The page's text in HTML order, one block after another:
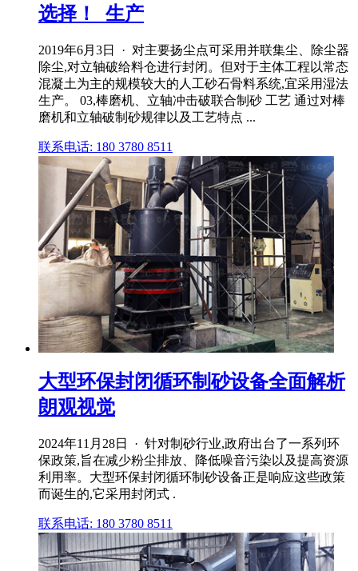
选择！_生产
2019年6月3日 · 对主要扬尘点可采用并联集尘、除尘器
除尘,对立轴破给料仓进行封闭。但对于主体工程以常态
混凝土为主的规模较大的人工砂石骨料系统,宜采用湿法
生产。 03,棒磨机、立轴冲击破联合制砂 工艺 通过对棒
磨机和立轴破制砂规律以及工艺特点 ...
联系电话: 180 3780 8511
大型环保封闭循环制砂设备全面解析
朗观视觉
2024年11月28日 · 针对制砂行业,政府出台了一系列环
保政策,旨在减少粉尘排放、降低噪音污染以及提高资源
利用率。大型环保封闭循环制砂设备正是响应这些政策
而诞生的,它采用封闭式 .
联系电话: 180 3780 8511